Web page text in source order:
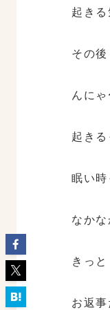
起きる
その
んに
起き
眠い時
なか
きっ
お返